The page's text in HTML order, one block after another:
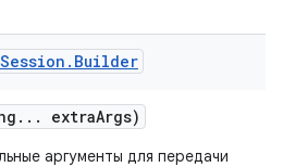
Session . Builder
. . . extraArgs)
аргументы для передачи